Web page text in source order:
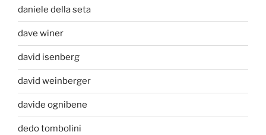
daniele della seta
dave winer
david isenberg
david weinberger
davide ognibene
dedo tombolini